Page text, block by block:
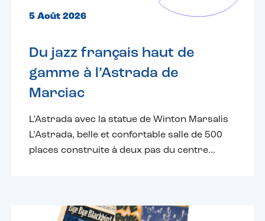
5 Août 2026
Du jazz français haut de
gamme à l’Astrada de
Marciac
L'Astrada avec la statue de Winton Marsalis
L’Astrada, belle et confortable salle de 500
places construite à deux pas du centre...